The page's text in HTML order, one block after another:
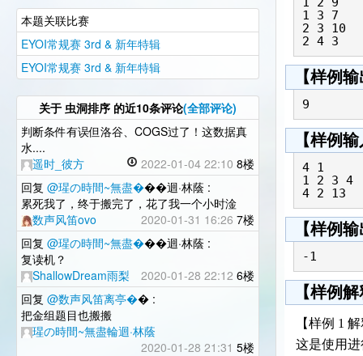
本题关联比赛
EYOI常规赛 3rd & 新年特辑
EYOI常规赛 3rd & 新年特辑
关于 虫洞排序 的近10条评论(全部评论)
判断条件有误但洛谷、COGS过了！这数据真
水....
遥时_彼方
2022-01-04 22:10 8楼
回复 @瑆の時間~無盡���迴·林蔭 :
累死我了，终于搬完了，花了我一个小时淦
数声风笛ovo
2020-01-31 16:26 7楼
回复 @瑆の時間~無盡���迴·林蔭 :
复读机？
ShallowDream雨梨
2020-01-28 22:12 6楼
回复 @数声风笛离亭�� :
把金组题目也搬搬
瑆の時間~無盡輪迴·林蔭
2020-01-28 21:31 5楼
1 3 7
2 3 10
【样例
9
【样例
4 1
1 2 3 4
【样例
-1
【样例
【样例 1
这是使用